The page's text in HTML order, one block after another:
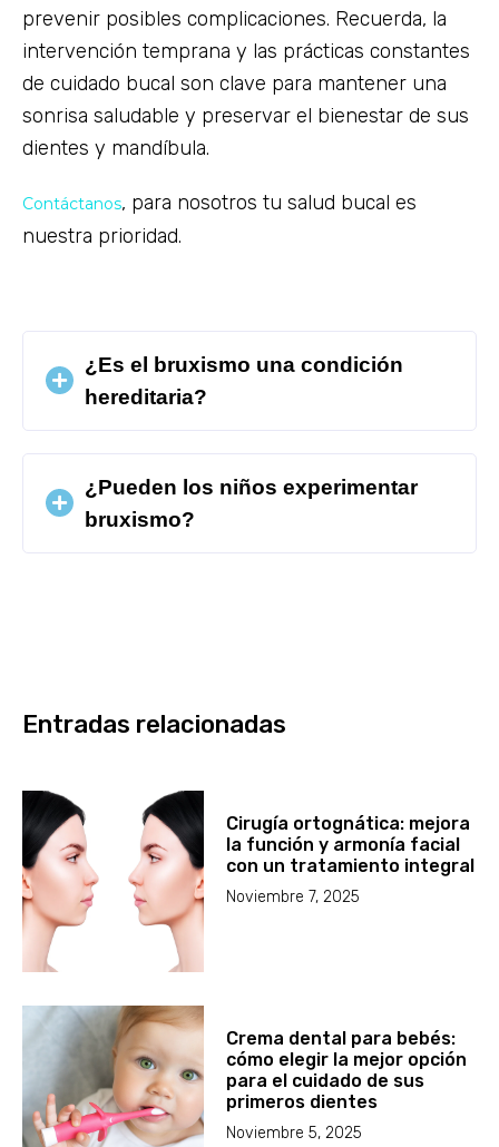
prevenir posibles complicaciones. Recuerda, la
intervención temprana y las prácticas constantes
de cuidado bucal son clave para mantener una
sonrisa saludable y preservar el bienestar de sus
dientes y mandíbula.
Contáctanos, para nosotros tu salud bucal es
nuestra prioridad.
¿Es el bruxismo una condición
hereditaria?
¿Pueden los niños experimentar
bruxismo?
Entradas relacionadas
Cirugía ortognática: mejora
la función y armonía facial
con un tratamiento integral
Noviembre 7, 2025
Crema dental para bebés:
cómo elegir la mejor opción
para el cuidado de sus
primeros dientes
Noviembre 5, 2025